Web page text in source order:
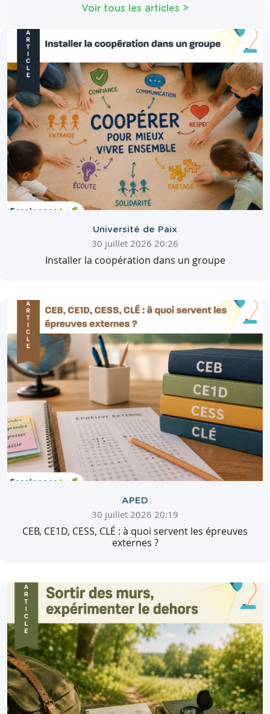
Voir tous les articles >
Université de Paix
30 juillet 2026 20:26
Installer la coopération dans un groupe
APED
30 juillet 2026 20:19
CEB, CE1D, CESS, CLÉ : à quoi servent les épreuves
externes ?